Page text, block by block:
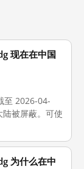
现在在中国
2026-04-
被屏蔽。可使
为什么在中